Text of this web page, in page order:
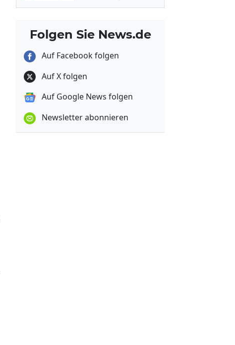
Folgen Sie News.de
Auf Facebook folgen
Auf X folgen
Auf Google News folgen
Newsletter abonnieren